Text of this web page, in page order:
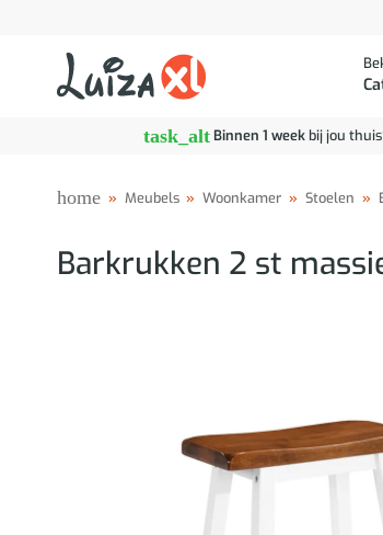
task_altBinnen 1 weekbij jou
home » Meubels » Woonkamer » Stoelen »
Barkrukken 2 st